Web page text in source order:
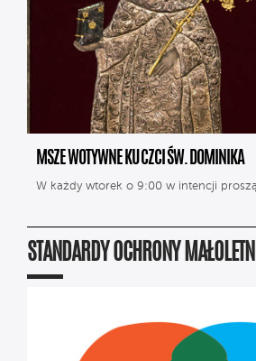
MSZE WOTYWNE KU CZCI ŚW. DOMINIKA
W każdy wtorek o 9:00 w intencji
STANDARDY OCHRONY